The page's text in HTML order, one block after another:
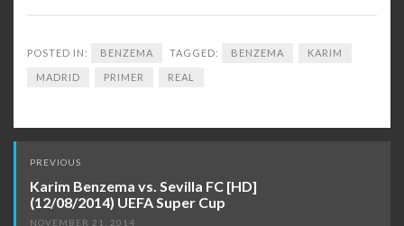
POSTED IN: BENZEMA TAGGED: BENZEMA KARIM
MADRID PRIMER REAL
Post
navigation
PREVIOUS
Karim Benzema vs. Sevilla FC [HD]
(12/08/2014) UEFA Super Cup
NOVEMBER 21, 2014